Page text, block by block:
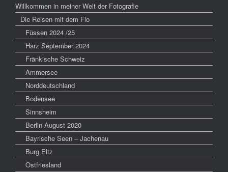
Willkommen in meiner Welt der Fotografie
Die Reisen mit dem Flo
Füssen 2024 /25
Harz September 2024
Fränkische Schweiz
Ammersee
Norddeutschland
Bodensee
Sinnsheim
Berlin August 2020
Bayrische Seen – Jachenau
Burg Eltz
Ostfriesland